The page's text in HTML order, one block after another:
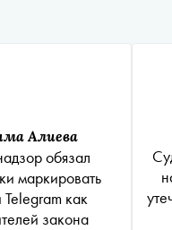
Алиева
обязал
маркировать
Telegram как
закона